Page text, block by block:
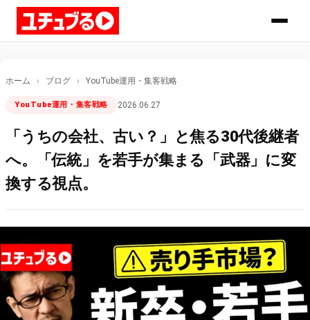
ホーム › ブログ › YouTube運用・集客戦略
YouTube運用・集客戦略 2026.06.27
「うちの会社、古い？」と焦る30代後継者
へ。「伝統」を若手が集まる「武器」に変
換する視点。